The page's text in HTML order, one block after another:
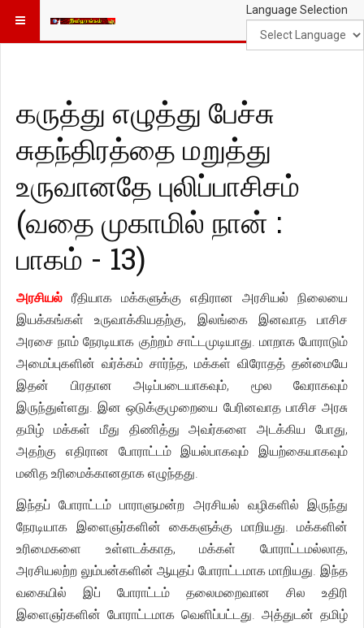
Language Selection
கருத்து எழுத்து பேச்சு
சுதந்திரத்தை மறுத்து
உருவானதே புலிப்பாசிசம்
(வதை முகாமில் நான் :
பாகம் - 13)
அரசியல் ரீதியாக மக்களுக்கு எதிரான அரசியல் நிலையை
இயக்கங்கள் உருவாக்கியதற்கு, இலங்கை இனவாத பாசிச
அரசை நாம் நேரடியாக குற்றம் சாட்டமுடியாது. மாறாக போராடும்
அமைப்புகளின் வர்க்கம் சார்ந்த, மக்கள் விரோதத் தன்மையே
இதன் பிரதான அடிப்படையாகவும், மூல வேராகவும்
இருந்துள்ளது. இன ஒடுக்குமுறையை பேரினவாத பாசிச அரசு
தமிழ் மக்கள் மீது திணித்து அவர்களை அடக்கிய போது,
அதற்கு எதிரான போராட்டம் இயல்பாகவும் இயற்கையாகவும்
மனித உரிமைக்கானதாக எழுந்தது.
இந்தப் போராட்டம் பாராளுமன்ற அரசியல் வழிகளில் இருந்து
நேரடியாக இளைஞர்களின் கைகளுக்கு மாறியது. மக்களின்
உரிமைகளை உள்ளடக்காத, மக்கள் போராட்டமல்லாத,
அரசியலற்ற லும்பன்களின் ஆயுதப் போராட்டமாக மாறியது. இந்த
வகையில் இப் போராட்டம் தலைமறைவான சில உதிரி
இளைஞர்களின் போராட்டமாக வெளிப்பட்டது. அத்துடன் தமிழ்